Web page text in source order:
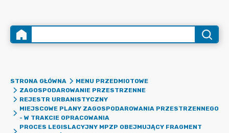
STRONA GŁÓWNA
MENU PRZEDMIOTOWE
ZAGOSPODAROWANIE PRZESTRZENNE
REJESTR URBANISTYCZNY
MIEJSCOWE PLANY ZAGOSPODAROWANIA PRZESTRZENNEGO
- W TRAKCIE OPRACOWANIA
PROCES LEGISLACYJNY MPZP OBEJMUJĄCY FRAGMENT